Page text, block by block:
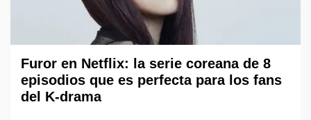
Furor en Netflix: la serie coreana de 8
episodios que es perfecta para los fans
del K-drama